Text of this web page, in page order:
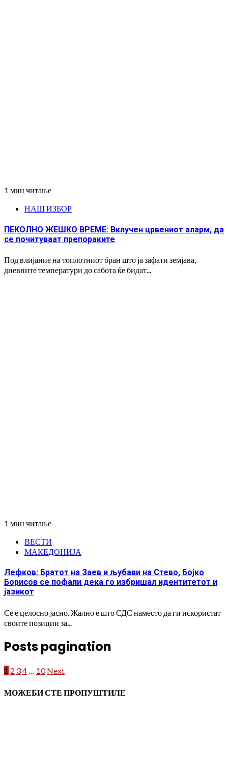
1 мин читање
НАШ ИЗБОР
ПЕКОЛНО ЖЕШКО ВРЕМЕ: Вклучен црвениот аларм, да
се почитуваат препораките
Под влијание на топлотниот бран што ја зафати земјава,
дневните температури до сабота ќе бидат...
1 мин читање
ВЕСТИ
МАКЕДОНИЈА
Лефков: Братот на Заев и љубави на Стево, Бојко
Борисов се пофали дека го избришал идентитетот и
јазикот
Се е целосно јасно. Жално е што СДС наместо да ги искористат
своите позиции за...
Posts pagination
1 2 34… 10 Next
МОЖЕБИ СТЕ ПРОПУШТИЛЕ